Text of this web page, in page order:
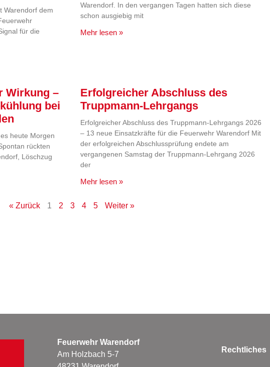
Warendorf dem
für die
Warendorf. In den vergangen Tagen hatten sich diese
schon ausgiebig mit
Mehr lesen »
Wirkung –
bei
heute Morgen
rückten
Löschzug
Erfolgreicher Abschluss des
Truppmann-Lehrgangs
Erfolgreicher Abschluss des Truppmann-Lehrgangs 2026
– 13 neue Einsatzkräfte für die Feuerwehr Warendorf Mit
der erfolgreichen Abschlussprüfung endete am
vergangenen Samstag der Truppmann-Lehrgang 2026
der
Mehr lesen »
« Zurück 1 2 3 4 5 Weiter »
Feuerwehr Warendorf
Am Holzbach 5-7
Rechtliches